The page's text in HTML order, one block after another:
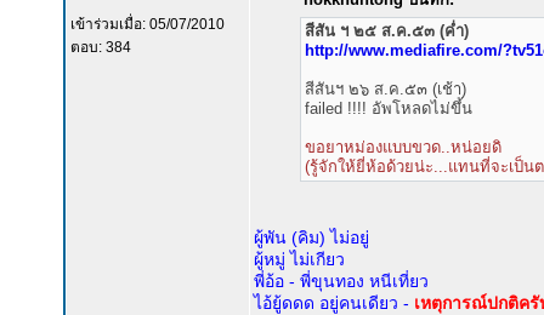
เข้าร่วมเมื่อ: 05/07/2010
ตอบ: 384
สีสัน ฯ ๒๕ ส.ค.๕๓ (ค่ำ)
http://www.mediafire.com/
สีสันฯ ๒๖ ส.ค.๕๓ (เช้า)
failed !!!! อัพโหลดไม่ขึ้น
ขอยาหม่องแบบขวด..หน่อยดิ
(รู้จักให้ยี่ห้อด้วยน่ะ...แทนที่จะเป็น
ผู้พัน (คิม) ไม่อยู่
ผู้หมู่ ไม่เกียว
พี่อ้อ - พี่ขุนทอง หนีเที่ยว
ไอ้ยู้ดดด อยู่คนเดียว - เหตุการณ์ปกติครั